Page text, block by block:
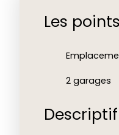
Les
2 garages